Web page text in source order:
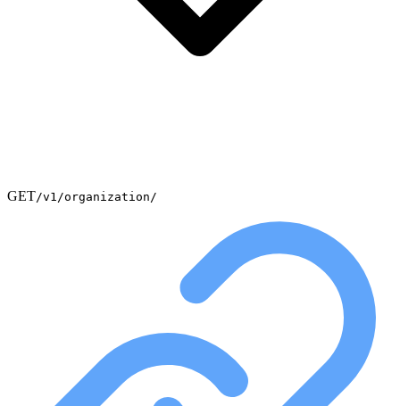
GET/v1/organization/